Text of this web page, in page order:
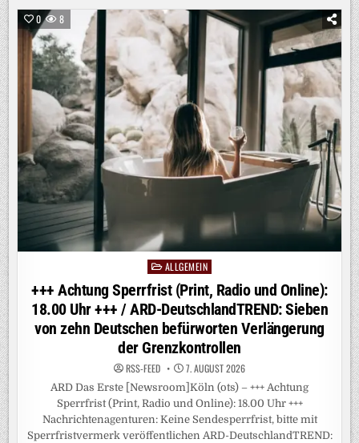
RADIO
UND
ONLINE):
18.00
UHR
+++
/
ARD-
DEUTSCHLANDTREND:
UNION
VERLIERT
ANSCHLUSS
AN
DIE
AFD
0 8
Posted
in
ALLGEMEIN
+++ Achtung Sperrfrist (Print, Radio und Online):
18.00 Uhr +++ / ARD-DeutschlandTREND: Sieben
von zehn Deutschen befürworten Verlängerung
der Grenzkontrollen
RSS-FEED 7. AUGUST 2026
ARD Das Erste [Newsroom]Köln (ots) – +++ Achtung
Sperrfrist (Print, Radio und Online): 18.00 Uhr +++
Nachrichtenagenturen: Keine Sendesperrfrist, bitte mit
Sperrfristvermerk veröffentlichen ARD-DeutschlandTREND: